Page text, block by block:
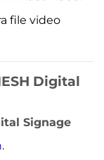
file video
Digital
Signage
.